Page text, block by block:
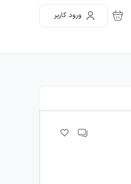
ورود کاربر